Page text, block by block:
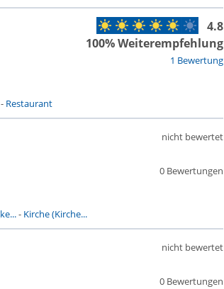
1 Bewertung
4.8
100% Weiterempfehlung
- Restaurant
0 Bewertungen
nicht bewertet
- Kirche (Kirche...
0 Bewertungen
nicht bewertet